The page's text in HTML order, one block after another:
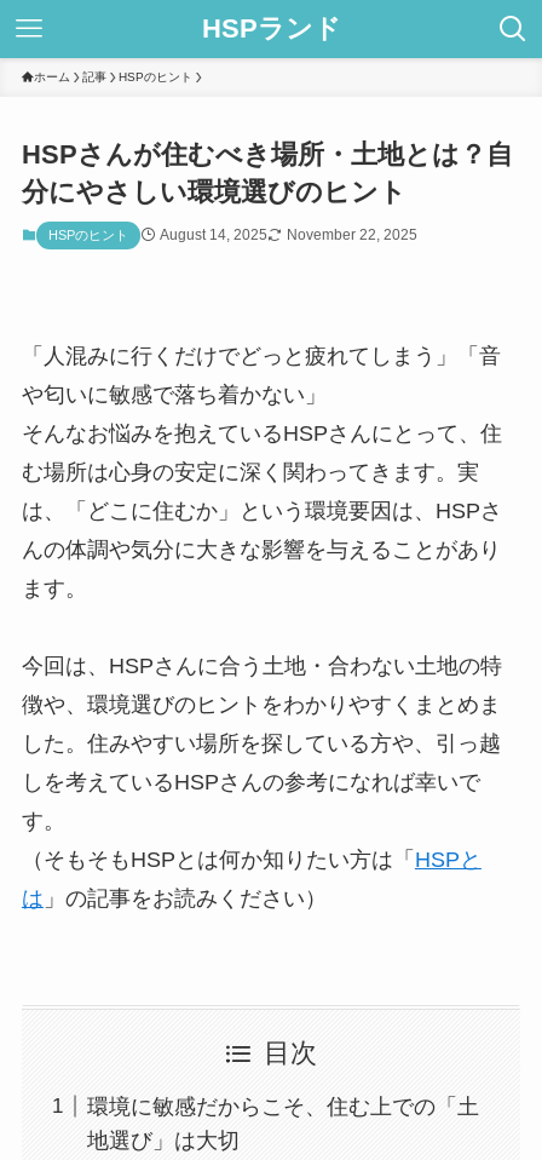
HSPランド
ホーム 記事 HSPのヒント
HSPさんが住むべき場所・土地とは？自
分にやさしい環境選びのヒント
HSPのヒント August 14, 2025 November 22, 2025
「人混みに行くだけでどっと疲れてしまう」「音
や匂いに敏感で落ち着かない」
そんなお悩みを抱えているHSPさんにとって、住
む場所は心身の安定に深く関わってきます。実
は、「どこに住むか」という環境要因は、HSPさ
んの体調や気分に大きな影響を与えることがあり
ます。
今回は、HSPさんに合う土地・合わない土地の特
徴や、環境選びのヒントをわかりやすくまとめま
した。住みやすい場所を探している方や、引っ越
しを考えているHSPさんの参考になれば幸いで
す。
（そもそもHSPとは何か知りたい方は「 HSPと
は 」の記事をお読みください）
目次
環境に敏感だからこそ、住む上での「土
地選び」は大切